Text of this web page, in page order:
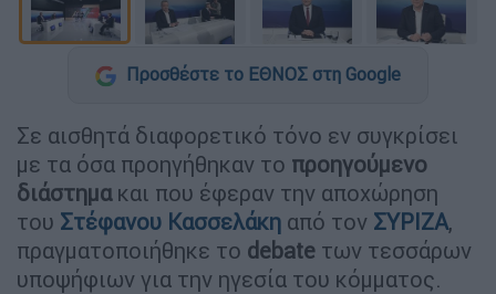
Προσθέστε το ΕΘΝΟΣ στη Google
Σε αισθητά διαφορετικό τόνο εν συγκρίσει
με τα όσα προηγήθηκαν το προηγούμενο
διάστημακαι που έφεραν την αποχώρηση
του Στέφανου Κασσελάκη από τον ΣΥΡΙΖΑ,
πραγματοποιήθηκε το debate των τεσσάρων
υποψήφιων για την ηγεσία του κόμματος.